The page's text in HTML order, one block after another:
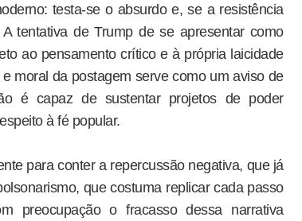
testa-se o absurdo e, se a resistência
tentativa de Trump de se apresentar como
ao pensamento crítico e à própria laicidade
moral da postagem serve como um aviso de
é capaz de sustentar projetos de poder
à fé popular.
para conter a repercussão negativa, que já
que costuma replicar cada passo
preocupação o fracasso dessa narrativa